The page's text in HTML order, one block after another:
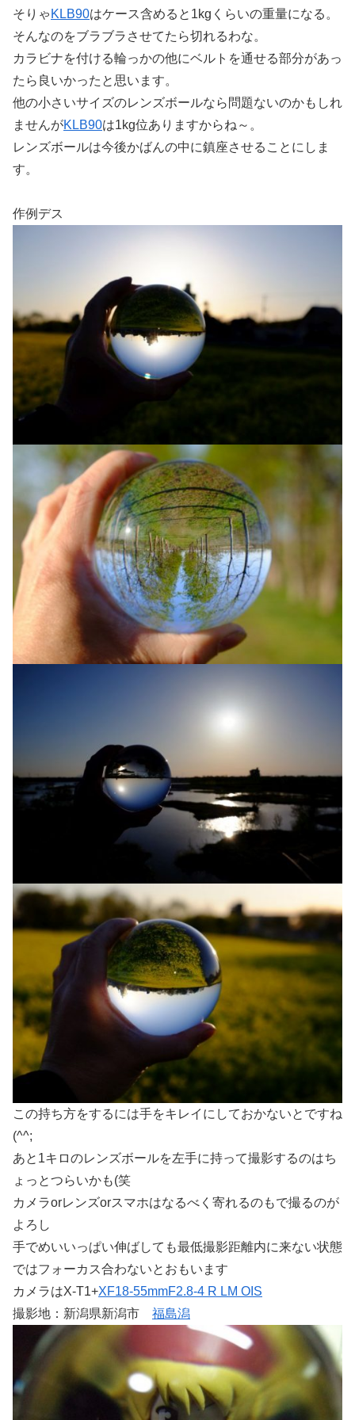
そりゃ KLB90はケース含めると1kgくらいの重量になる。
そんなのをブラブラさせてたら切れるわな。
カラビナを付ける輪っかの他にベルトを通せる部分があっ
たら良いかったと思います。
他の小さいサイズのレンズボールなら問題ないのかもしれ
ませんがKLB90は1kg位ありますからね～。
レンズボールは今後かばんの中に鎮座させることにしま
す。
作例デス
この持ち方をするには手をキレイにしておかないとですね
(^^;
あと1キロのレンズボールを左手に持って撮影するのはち
ょっとつらいかも(笑
カメラorレンズorスマホはなるべく寄れるのもで撮るのが
よろし
手でめいいっぱい伸ばしても最低撮影距離内に来ない状態
ではフォーカス合わないとおもいます
カメラはX-T1+XF18-55mmF2.8-4 R LM OIS
撮影地：新潟県新潟市 福島潟